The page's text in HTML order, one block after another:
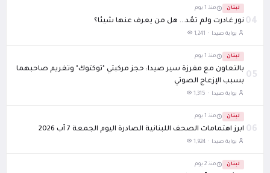
04
لبنان منذ 1 يوم
نور غادرت ولم تعُد... هل من يعرف عنها شيئًا؟
بوابة صيدا · 1,241
05
لبنان منذ 1 يوم
بالتعاون مع مفرزة سير صيدا: حجز مركبتي "توكتوك" وتغريم صاحبهما
بسبب الإزعاج الصوتي
بوابة صيدا · 1,315
06
لبنان منذ 1 يوم
ابرز اهتمامات الصحف اللبنانية الصادرة اليوم الجمعة 7 آب 2026
بوابة صيدا · 1,924
لبنان منذ 2 يوم